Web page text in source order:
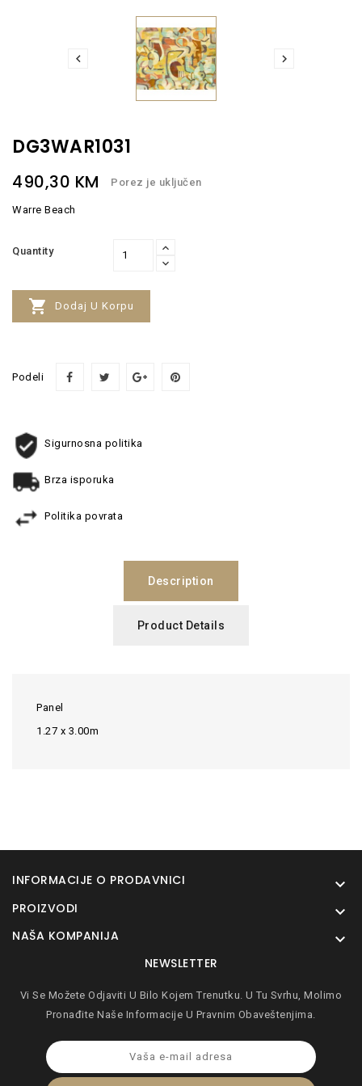
 
DG3WAR1031
490,30 KM Porez je uključen
Warre Beach
Quantity
 Dodaj U Korpu
Podeli
Sigurnosna politika
Brza isporuka
Politika povrata
Description
Product Details
Panel
1.27 x 3.00m
INFORMACIJE O PRODAVNICI 
PROIZVODI 
NAŠA KOMPANIJA 
NEWSLETTER
Vi Se Možete Odjaviti U Bilo Kojem Trenutku. U Tu Svrhu, Molimo
Pronađite Naše Informacije U Pravnim Obaveštenjima.